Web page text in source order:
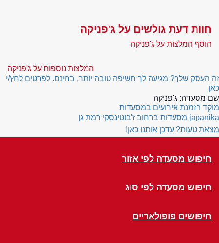
חוות דעת גולשים על ג'פניקה
הוסף המלצות על ג'פניקה
המלצות נוספות על ג'פניקה
זה העסק שלך? מגיעה לך חשיפה טובה יותר, בחינם. לפרטים לחץ/י
כאן
שם מסעדה: ג'פניקה
מוקד הזמנת אירועים במסעדות
japanika מסעדות ברחוב ז'בוטינסקי רמת גן
מצאת טעות? עדכן אותנו כאן!
חיפוש מסעדה לפי אזור
חיפוש מסעדה לפי סוג
חיפושים פופולאריים